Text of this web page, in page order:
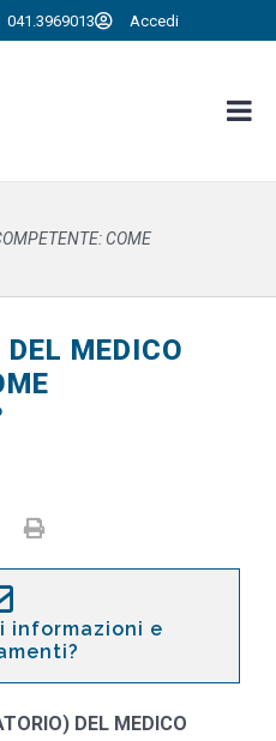
041.3969013 Accedi
COME
MEDICO
informazioni e
DEL MEDICO